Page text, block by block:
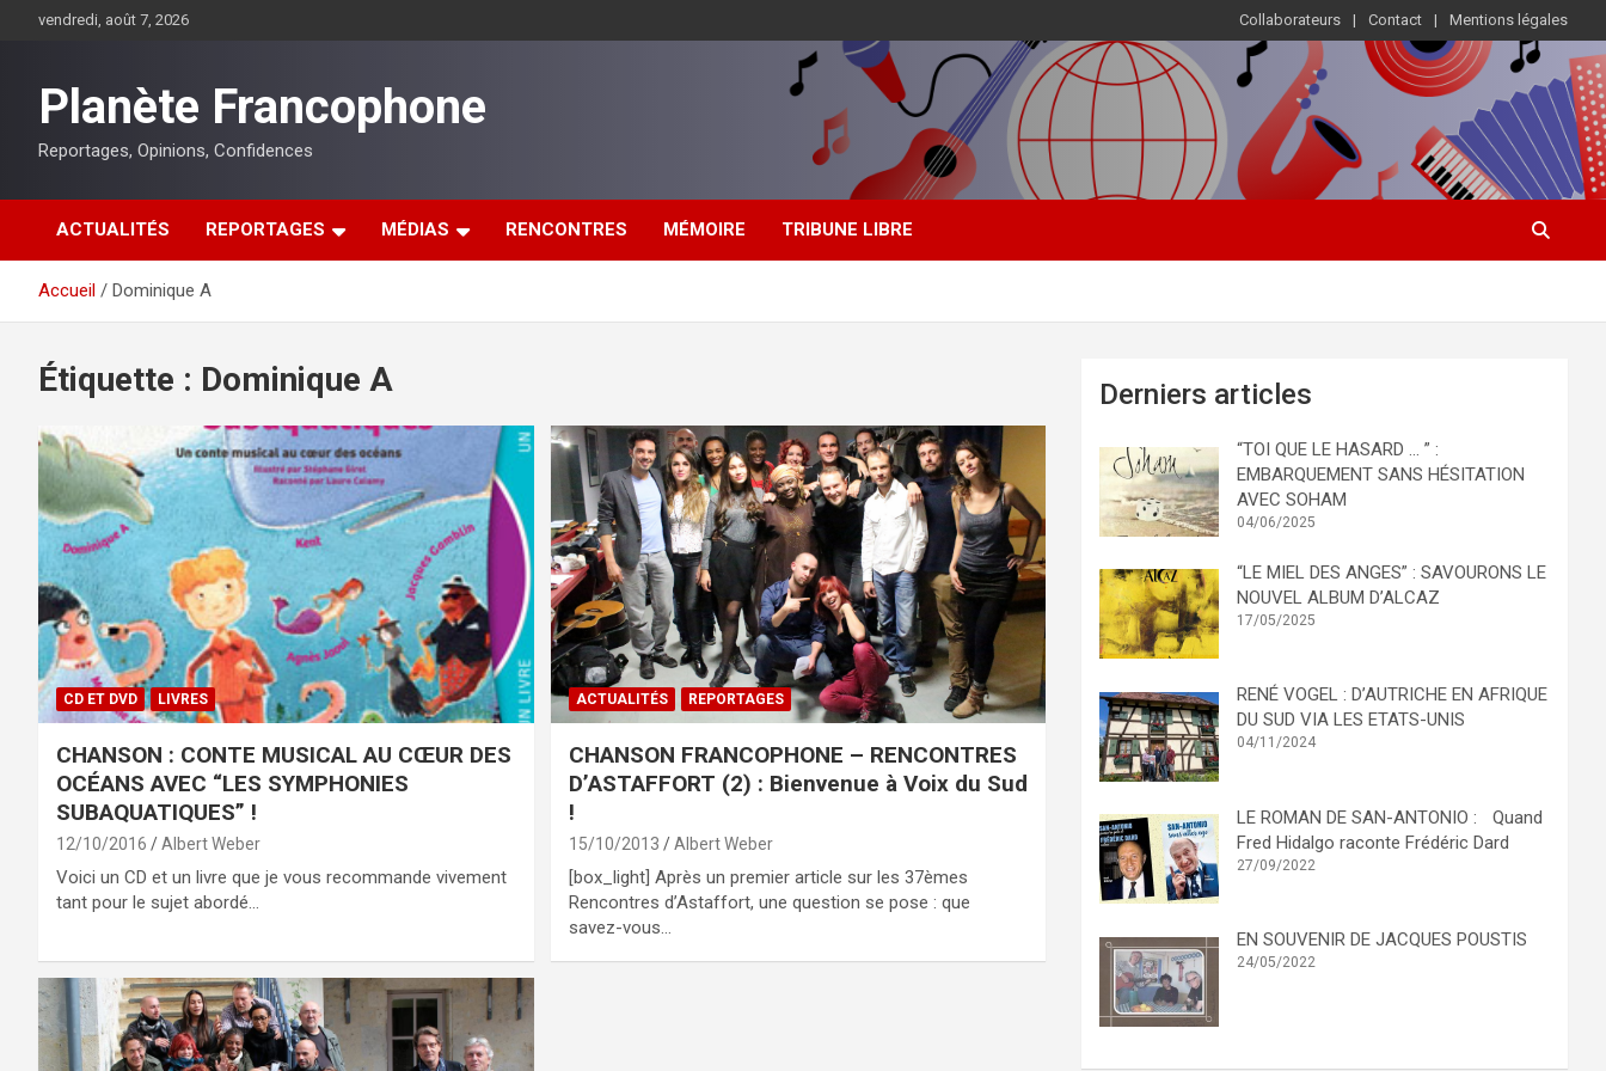
vendredi, août 7, 2026 Collaborateurs Contact Mentions légales
Planète Francophone
Reportages, Opinions, Confidences
ACTUALITÉS REPORTAGES MÉDIAS RENCONTRES MÉMOIRE TRIBUNE LIBRE
Accueil Dominique A
Étiquette : Dominique A
CD ET DVD LIVRES
CHANSON : CONTE MUSICAL AU CŒUR DES
OCÉANS AVEC “LES SYMPHONIES
SUBAQUATIQUES” !
12/10/2016 Albert Weber
Voici un CD et un livre que je vous recommande vivement
tant pour le sujet abordé…
ACTUALITÉS REPORTAGES
CHANSON FRANCOPHONE – RENCONTRES
D’ASTAFFORT (2) : Bienvenue à Voix du Sud
!
15/10/2013 Albert Weber
[box_light] Après un premier article sur les 37èmes
Rencontres d’Astaffort, une question se pose : que
savez-vous…
Derniers articles
“TOI QUE LE HASARD … ” :
EMBARQUEMENT SANS HÉSITATION
AVEC SOHAM
04/06/2025
“LE MIEL DES ANGES” : SAVOURONS LE
NOUVEL ALBUM D’ALCAZ
17/05/2025
RENÉ VOGEL : D’AUTRICHE EN AFRIQUE
DU SUD VIA LES ETATS-UNIS
04/11/2024
LE ROMAN DE SAN-ANTONIO : Quand
Fred Hidalgo raconte Frédéric Dard
27/09/2022
EN SOUVENIR DE JACQUES POUSTIS
24/05/2022